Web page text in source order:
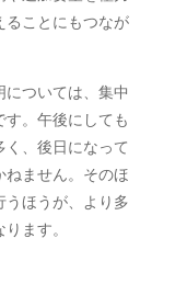
ることにもつなが
ついては、集中
。午後にしても
く、後日になって
ねません。そのほ
うほうが、より多
ます。